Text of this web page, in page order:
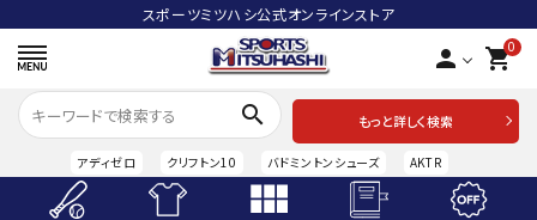
スポーツミツハシ公式オンラインストア
person 0
shopping_cart
search
もっと詳しく検索
アディゼロ クリフトン10 バドミントンシューズ AKTR